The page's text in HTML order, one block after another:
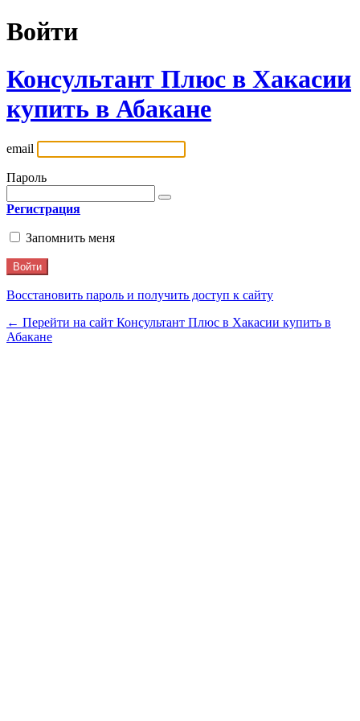
Войти
Консультант Плюс в Хакасии
купить в Абакане
email
Пароль
Регистрация
Запомнить меня
Восстановить пароль и получить доступ к сайту
← Перейти на сайт Консультант Плюс в Хакасии купить в
Абакане